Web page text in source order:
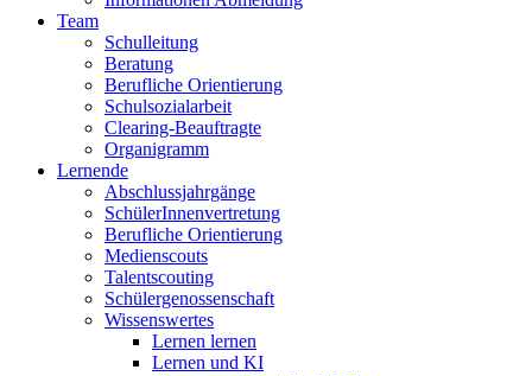
Team
Schulleitung
Beratung
Berufliche Orientierung
Schulsozialarbeit
Clearing-Beauftragte
Organigramm
Lernende
Abschlussjahrgänge
SchülerInnenvertretung
Berufliche Orientierung
Medienscouts
Talentscouting
Schüler­genossen­schaft
Wissenswertes
Lernen lernen
Lernen und KI